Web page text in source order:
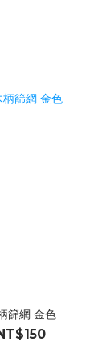
篩網 金色